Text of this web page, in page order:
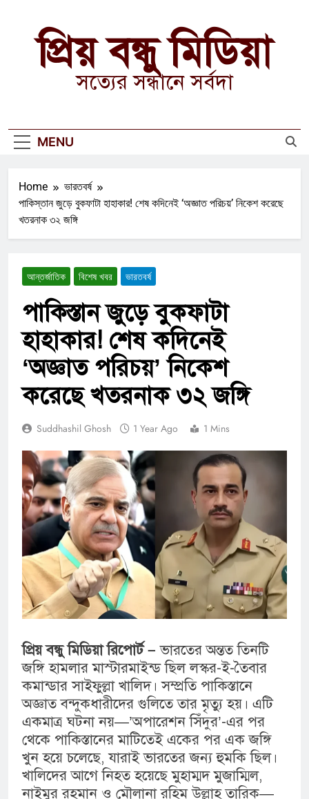
contentপ্রিয় বন্ধু মিডিয়া
সত্যের সন্ধানে সর্বদা
MENU
Home
ভারতবর্ষ
পাকিস্তান জুড়ে বুকফাটা হাহাকার! শেষ কদিনেই ‘অজ্ঞাত পরিচয়’ নিকেশ করেছে
খতরনাক ৩২ জঙ্গি
আন্তর্জাতিক বিশেষ খবর ভারতবর্ষ
পাকিস্তান জুড়ে বুকফাটা
হাহাকার! শেষ কদিনেই
‘অজ্ঞাত পরিচয়’ নিকেশ
করেছে খতরনাক ৩২ জঙ্গি
Suddhashil Ghosh 1 Year Ago 1 Mins
প্রিয় বন্ধু মিডিয়া রিপোর্ট – ভারতের অন্তত তিনটি
জঙ্গি হামলার মাস্টারমাইন্ড ছিল লস্কর-ই-তৈবার
কমান্ডার সাইফুল্লা খালিদ। সম্প্রতি পাকিস্তানে
অজ্ঞাত বন্দুকধারীদের গুলিতে তার মৃত্যু হয়। এটি
একমাত্র ঘটনা নয়—’অপারেশন সিঁদুর’-এর পর
থেকে পাকিস্তানের মাটিতেই একের পর এক জঙ্গি
খুন হয়ে চলেছে, যারাই ভারতের জন্য হুমকি ছিল।
খালিদের আগে নিহত হয়েছে মুহাম্মদ মুজাম্মিল,
নাইমুর রহমান ও মৌলানা রহিম উল্লাহ তারিক—